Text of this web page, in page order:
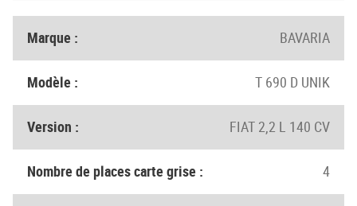
Marque : BAVARIA
Modèle : T 690 D UNIK
Version : FIAT 2,2 L 140 CV
Nombre de places carte grise : 4